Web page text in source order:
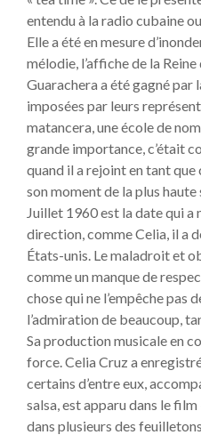
entendu à la radio cubaine
Elle a été en mesure
mélodie, l’affiche de la Reine
Guarachera a été gagné par
imposées par leurs
matancera, une école de
grande importance, c’était
quand il a rejoint en tant que
son moment de la plus
Juillet 1960 est la date qui a
direction, comme Celia, il a
États-unis. Le maladroit et
comme un manque de
chose qui ne l’empêche pas
l’admiration de beaucoup,
Sa production musicale en
force. Celia Cruz a
certains d’entre eux,
salsa, est apparu dans le
dans plusieurs des